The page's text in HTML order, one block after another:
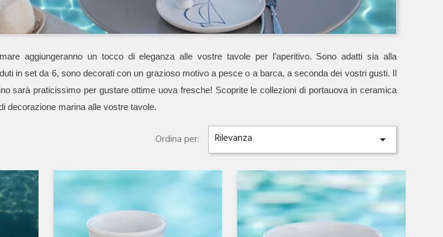
aggiungeranno un tocco di eleganza alle vostre tavole per l’aperitivo. Sono adatti sia alla
in set da 6, sono decorati con un grazioso motivo a pesce o a barca, a seconda dei vostri gusti.
sarà praticissimo per gustare ottime uova fresche! Scoprite le collezioni di portauova in ceramica
decorazione marina alle vostre tavole.
Ordina per: Rilevanza

Anteprima